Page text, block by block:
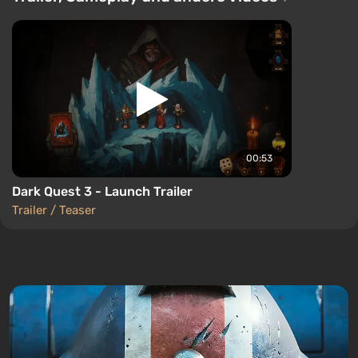
00:53
Dark Quest 3 - Launch Trailer
Trailer / Teaser